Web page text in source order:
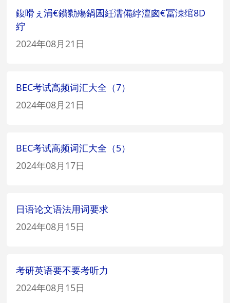
鍑嗗ぇ涓€鐨勬殤鍋囷紝濡備綍澶囪€冨洓绾8D
紵
2024年08月21日
BEC考试高频词汇大全（7）
2024年08月21日
BEC考试高频词汇大全（5）
2024年08月17日
日语论文语法用词要求
2024年08月15日
考研英语要不要考听力
2024年08月15日